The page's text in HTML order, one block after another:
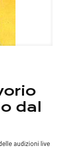
dal
audizioni live